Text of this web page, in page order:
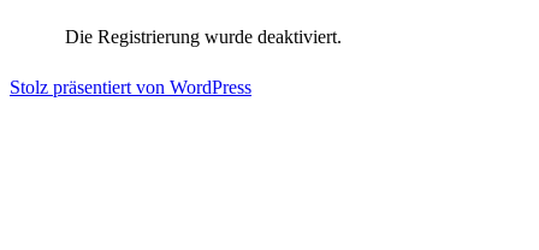
Die Registrierung wurde deaktiviert.
Stolz präsentiert von WordPress